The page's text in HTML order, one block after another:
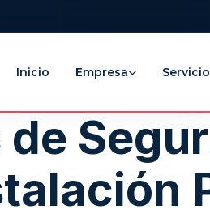
Inicio Empresa
de